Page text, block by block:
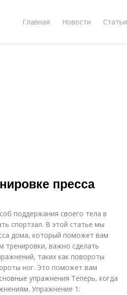
Главная Новости Статьи
пресса
поддержания своего тела в
спортзал. В этой статье мы
дома, который поможет вам
тренировки, важно сделать
таких как повороты
ног. Это поможет вам
упражнения Теперь, когда
Упражнение 1: